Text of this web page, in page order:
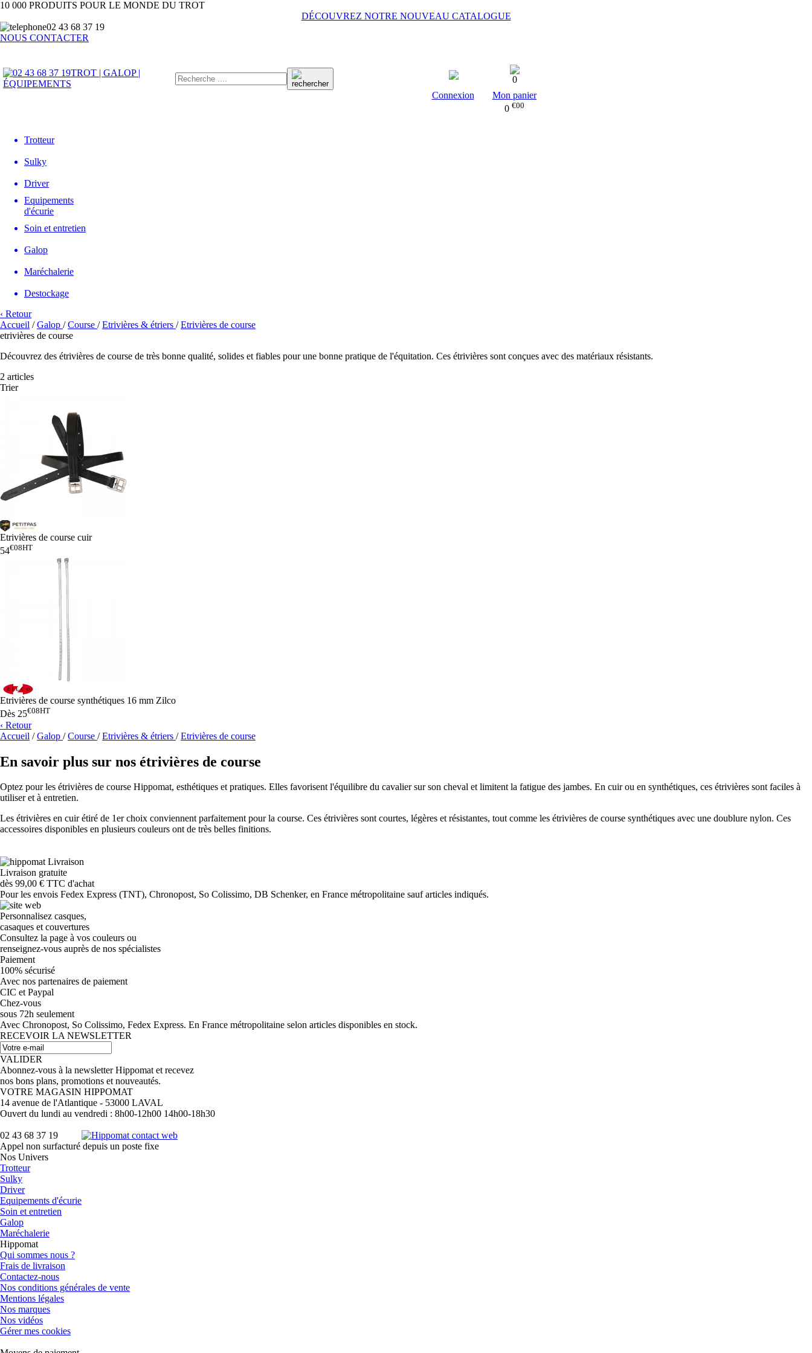
10 000 PRODUITS POUR LE MONDE DU TROT
DÉCOUVREZ NOTRE NOUVEAU CATALOGUE
02 43 68 37 19
NOUS CONTACTER
TROT | GALOP |
ÉQUIPEMENTS
Connexion
0
Mon panier
0 €00
Trotteur
Sulky
Driver
Equipements
d'écurie
Soin et entretien
Galop
Maréchalerie
Destockage
‹ Retour
Accueil /Galop /Course /Etrivières & étriers /Etrivières de course
etrivières de course
Découvrez des étrivières de course de très bonne qualité, solides et fiables pour une bonne pratique de l'équitation. Ces étrivières sont conçues avec des matériaux résistants.
2 articles
Trier
Etrivières de course cuir
54€08HT
Etrivières de course synthétiques 16 mm Zilco
Dès 25€08HT
‹ Retour
Accueil /Galop /Course /Etrivières & étriers /Etrivières de course
En savoir plus sur nos étrivières de course
Optez pour les étrivières de course Hippomat, esthétiques et pratiques. Elles favorisent l'équilibre du cavalier sur son cheval et limitent la fatigue des jambes. En cuir ou en synthétiques, ces étrivières sont faciles à
utiliser et à entretien.
Les étrivières en cuir étiré de 1er choix conviennent parfaitement pour la course. Ces étrivières sont courtes, légères et résistantes, tout comme les étrivières de course synthétiques avec une doublure nylon. Ces
accessoires disponibles en plusieurs couleurs ont de très belles finitions.
Livraison gratuite
dès 99,00 € TTC d'achat
Pour les envois Fedex Express (TNT), Chronopost, So Colissimo, DB Schenker, en France métropolitaine sauf articles indiqués.
Personnalisez casques,
casaques et couvertures
Consultez la page à vos couleurs ou
renseignez-vous auprès de nos spécialistes
Paiement
100% sécurisé
Avec nos partenaires de paiement
CIC et Paypal
Chez-vous
sous 72h seulement
Avec Chronopost, So Colissimo, Fedex Express. En France métropolitaine selon articles disponibles en stock.
RECEVOIR LA NEWSLETTER
VALIDER
Abonnez-vous à la newsletter Hippomat et recevez
nos bons plans, promotions et nouveautés.
VOTRE MAGASIN HIPPOMAT
14 avenue de l'Atlantique - 53000 LAVAL
Ouvert du lundi au vendredi : 8h00-12h00 14h00-18h30
02 43 68 37 19
Appel non surfacturé depuis un poste fixe
Nos Univers
Trotteur
Sulky
Driver
Equipements d'écurie
Soin et entretien
Galop
Maréchalerie
Hippomat
Qui sommes nous ?
Frais de livraison
Contactez-nous
Nos conditions générales de vente
Mentions légales
Nos marques
Nos vidéos
Gérer mes cookies